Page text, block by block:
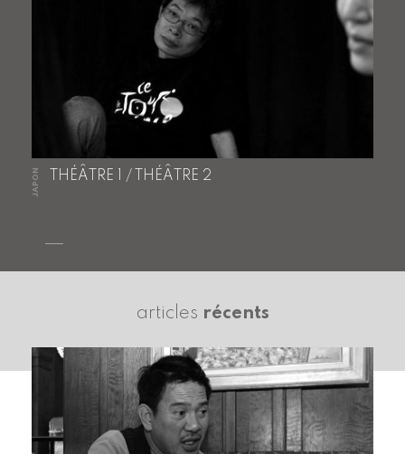
JAPON THÉÂTRE 1 / THÉÂTRE 2
articles récents